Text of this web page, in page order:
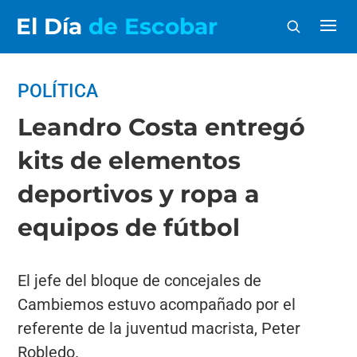
El Día de Escobar
POLÍTICA
Leandro Costa entregó
kits de elementos
deportivos y ropa a
equipos de fútbol
El jefe del bloque de concejales de
Cambiemos estuvo acompañado por el
referente de la juventud macrista, Peter
Robledo.